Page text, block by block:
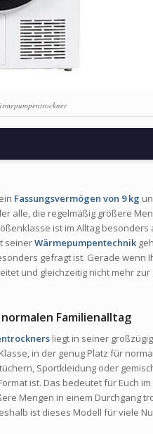
Fassungsvermögen von 9 kg
alle, die regelmäßig größere
ist im Alltag besonders
seinerWärmepumpentechnik
gefragt ist. Gerade wenn
und gleichzeitig nicht mehr zur
Familienalltag
liegt in seiner
in der genug Platz für
Sportkleidung oder
ist. Das bedeutet für Euch
Mengen in einem Durchgang
ist dieses Modell für viele